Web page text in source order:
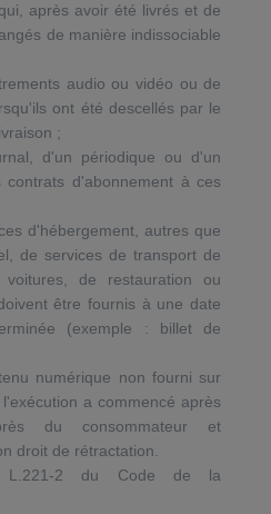
après avoir été livrés et de
de manière indissociable
audio ou vidéo ou de
ont été descellés par le
;
d'un périodique ou d'un
d'abonnement à ces
d'hébergement, autres que
de services de transport de
de restauration ou
être fournis à une date
(exemple : billet de
numérique non fourni sur
a commencé après
du consommateur et
droit de rétractation.
L.221-2 du Code de la